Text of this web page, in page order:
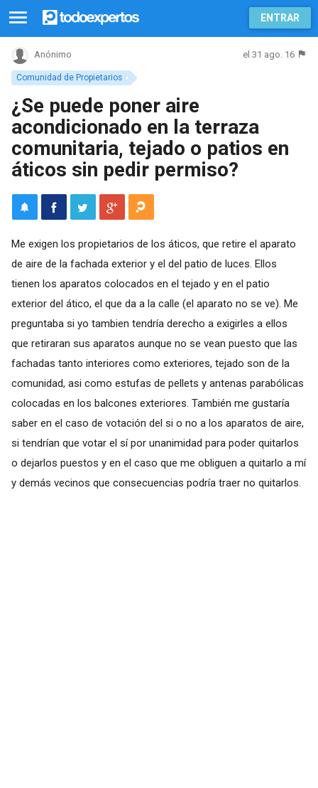
ENTRAR
Comunidad de Propietarios
Anónimo el 31 ago. 16
¿Se puede poner aire
acondicionado en la terraza
comunitaria, tejado o patios en
áticos sin pedir permiso?
Me exigen los propietarios de los áticos, que retire el aparato
de aire de la fachada exterior y el del patio de luces. Ellos
tienen los aparatos colocados en el tejado y en el patio
exterior del ático, el que da a la calle (el aparato no se ve). Me
preguntaba si yo tambien tendría derecho a exigirles a ellos
que retiraran sus aparatos aunque no se vean puesto que las
fachadas tanto interiores como exteriores, tejado son de la
comunidad, asi como estufas de pellets y antenas parabólicas
colocadas en los balcones exteriores. También me gustaría
saber en el caso de votación del si o no a los aparatos de aire,
si tendrían que votar el sí por unanimidad para poder quitarlos
o dejarlos puestos y en el caso que me obliguen a quitarlo a mí
y demás vecinos que consecuencias podría traer no quitarlos.